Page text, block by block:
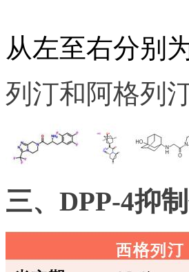
从左至右分别
列汀和阿格列汀
三、DPP-4抑